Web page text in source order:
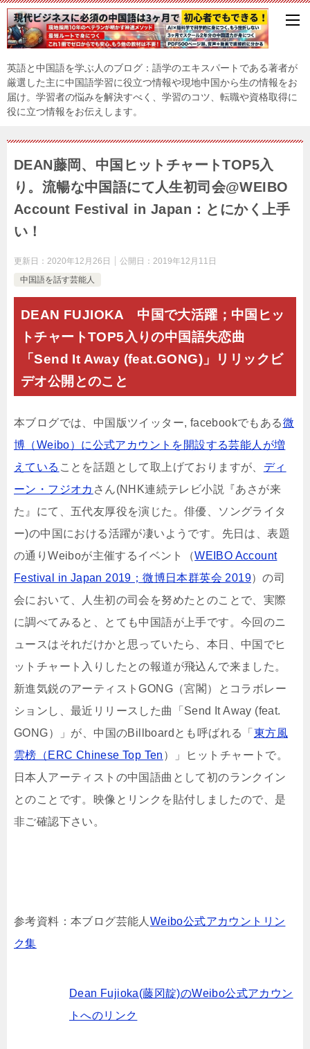
英語と中国語を学ぶ人のブログ：語学のエキスパートである著者が
厳選した主に中国語学習に役立つ情報や現地中国から生の情報をお
届け。学習者の悩みを解決すべく、学習のコツ、転職や資格取得に
役に立つ情報をお伝えします。
DEAN藤岡、中国ヒットチャートTOP5入
り。流暢な中国語にて人生初司会@WEIBO
Account Festival in Japan：とにかく上手
い！
更新日： 2020年12月26日 公開日： 2019年12月11日
中国語を話す芸能人
DEAN FUJIOKA 中国で大活躍；中国ヒッ
トチャートTOP5入りの中国語失恋曲
「Send It Away (feat.GONG)」リリックビ
デオ公開とのこと
本ブログでは、中国版ツイッター, facebookでもある微
博（Weibo）に公式アカウントを開設する芸能人が増
えている ことを話題として取上げておりますが、 ディ
ーン・フジオカ さん(NHK連続テレビ小説『あさが来
た』にて、五代友厚役を演じた。俳優、ソングライタ
ー)の中国における活躍が凄いようです。先日は、表題
の通りWeiboが主催するイベント（WEIBO Account
Festival in Japan 2019；微博日本群英会 2019）の司
会において、人生初の司会を努めたとのことで、実際
に調べてみると、とても中国語が上手です。今回のニ
ュースはそれだけかと思っていたら、本日、中国でヒ
ットチャート入りしたとの報道が飛込んで来ました。
新進気鋭のアーティストGONG（宮閣）とコラボレー
ションし、最近リリースした曲「Send It Away (feat.
GONG）」が、中国のBillboardとも呼ばれる「 東方風
雲榜（ERC Chinese Top Ten ）」ヒットチャートで。
日本人アーティストの中国語曲として初のランクイン
とのことです。映像とリンクを貼付しましたので、是
非ご確認下さい。
参考資料：本ブログ芸能人 Weibo公式アカウントリン
ク集
Dean Fujioka(藤冈靛)のWeibo公式アカウン
トへのリンク